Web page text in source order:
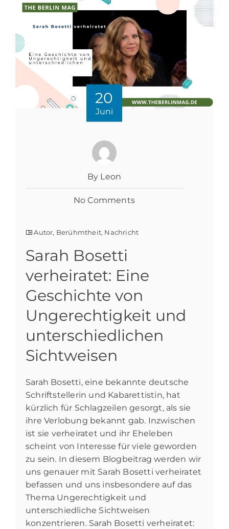
20
Juni
By Leon
No Comments
Autor, Berühmtheit, Nachricht
Sarah Bosetti
verheiratet: Eine
Geschichte von
Ungerechtigkeit und
unterschiedlichen
Sichtweisen
Sarah Bosetti, eine bekannte deutsche
Schriftstellerin und Kabarettistin, hat
kürzlich für Schlagzeilen gesorgt, als sie
ihre Verlobung bekannt gab. Inzwischen
ist sie verheiratet und ihr Eheleben
scheint von Interesse für viele geworden
zu sein. In diesem Blogbeitrag werden wir
uns genauer mit Sarah Bosetti verheiratet
befassen und uns insbesondere auf das
Thema Ungerechtigkeit und
unterschiedliche Sichtweisen
konzentrieren. Sarah Bosetti verheiratet: